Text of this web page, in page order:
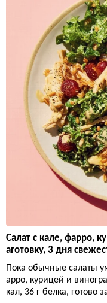
Салат с кале, фарро,
аготовку, 3 дня
Пока обычные салаты
арро, курицей и
кал, 36 г белка, готово